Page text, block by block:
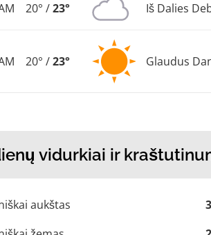
20° /23° Iš Dalies
20° /23° Glaudus
vidurkiai ir
aukštas